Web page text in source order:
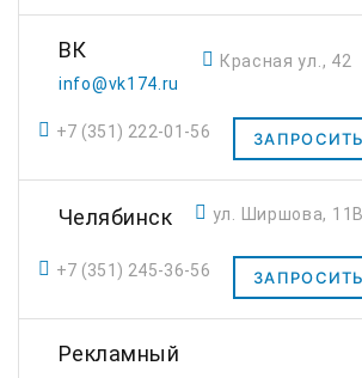
ВК
info@vk174.ru
Красная ул., 42
+7 (351) 222-01-56
Челябинск ул. Ширшова,
+7 (351) 245-36-56
Рекламный